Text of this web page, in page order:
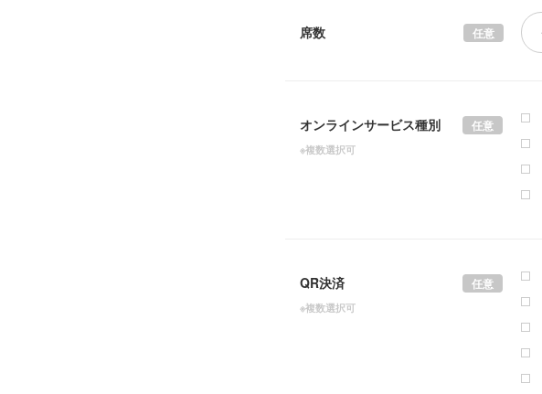
席数 任意
オンラインサービス種別 任意
※複数選択可
QR決済 任意
※複数選択可